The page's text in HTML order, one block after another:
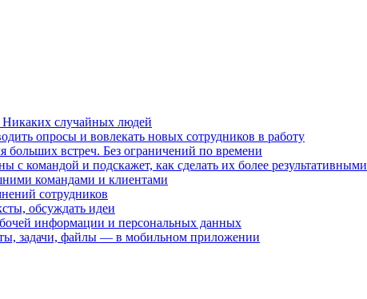
случайных людей
опросы и вовлекать новых сотрудников в работу
больших встреч. Без ограничений по времени
с командой и подскажет, как сделать их более результативными
командами и клиентами
сотрудников
обсуждать идеи
информации и персональных данных
задачи, файлы — в мобильном приложении